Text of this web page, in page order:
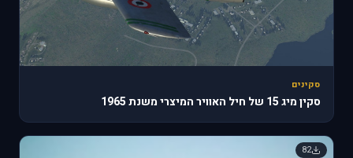
סקינים
סקין מיג 15 של חיל האוויר המיצרי משנת 1965
82